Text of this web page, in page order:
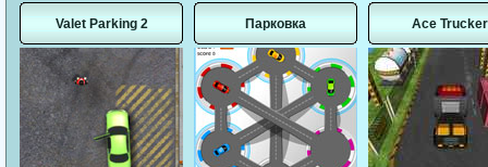
Valet Parking 2 Парковка Ace Trucker